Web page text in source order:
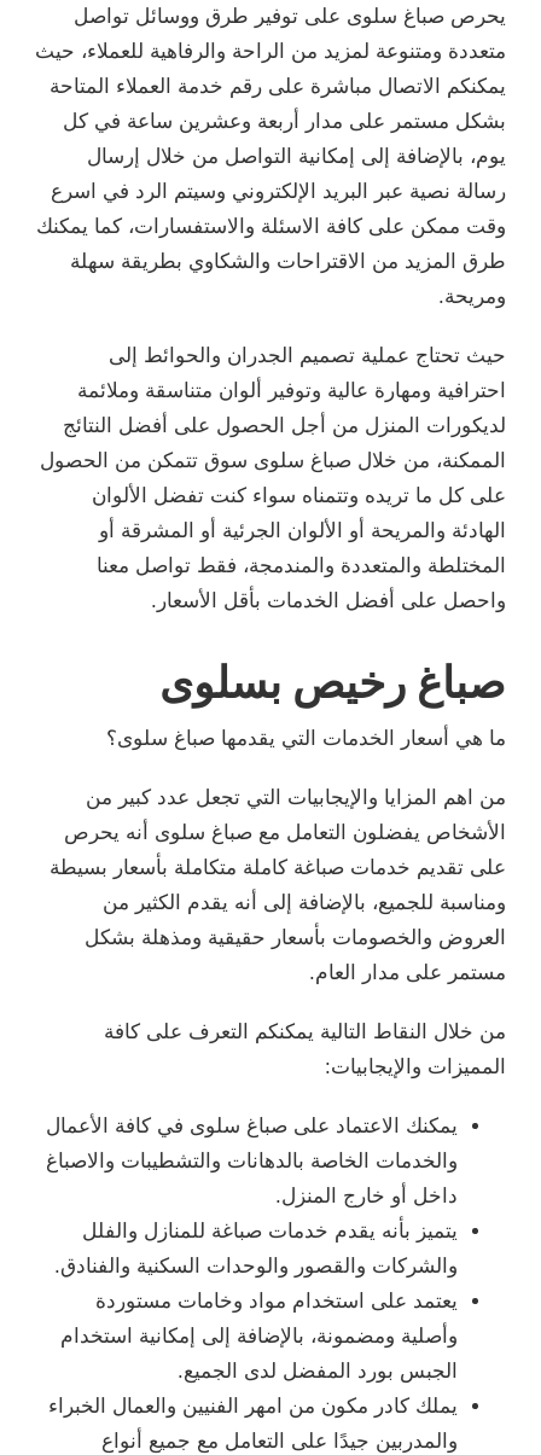
يحرص صباغ سلوى على توفير طرق ووسائل تواصل
متعددة ومتنوعة لمزيد من الراحة والرفاهية للعملاء، حيث
يمكنكم الاتصال مباشرة على رقم خدمة العملاء المتاحة
بشكل مستمر على مدار أربعة وعشرين ساعة في كل
يوم، بالإضافة إلى إمكانية التواصل من خلال إرسال
رسالة نصية عبر البريد الإلكتروني وسيتم الرد في اسرع
وقت ممكن على كافة الاسئلة والاستفسارات، كما يمكنك
طرق المزيد من الاقتراحات والشكاوي بطريقة سهلة
ومريحة.
حيث تحتاج عملية تصميم الجدران والحوائط إلى
احترافية ومهارة عالية وتوفير ألوان متناسقة وملائمة
لديكورات المنزل من أجل الحصول على أفضل النتائج
الممكنة، من خلال صباغ سلوى سوق تتمكن من الحصول
على كل ما تريده وتتمناه سواء كنت تفضل الألوان
الهادئة والمريحة أو الألوان الجرئية أو المشرقة أو
المختلطة والمتعددة والمندمجة، فقط تواصل معنا
واحصل على أفضل الخدمات بأقل الأسعار.
صباغ رخيص بسلوى
ما هي أسعار الخدمات التي يقدمها صباغ سلوى؟
من اهم المزايا والإيجابيات التي تجعل عدد كبير من
الأشخاص يفضلون التعامل مع صباغ سلوى أنه يحرص
على تقديم خدمات صباغة كاملة متكاملة بأسعار بسيطة
ومناسبة للجميع، بالإضافة إلى أنه يقدم الكثير من
العروض والخصومات بأسعار حقيقية ومذهلة بشكل
مستمر على مدار العام.
من خلال النقاط التالية يمكنكم التعرف على كافة
المميزات والإيجابيات:
يمكنك الاعتماد على صباغ سلوى في كافة الأعمال
والخدمات الخاصة بالدهانات والتشطيبات والاصباغ
داخل أو خارج المنزل.
يتميز بأنه يقدم خدمات صباغة للمنازل والفلل
والشركات والقصور والوحدات السكنية والفنادق.
يعتمد على استخدام مواد وخامات مستوردة
وأصلية ومضمونة، بالإضافة إلى إمكانية استخدام
الجبس بورد المفضل لدى الجميع.
يملك كادر مكون من امهر الفنيين والعمال الخبراء
والمدربين جيدًا على التعامل مع جميع أنواع